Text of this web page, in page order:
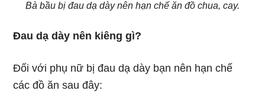
Bà bầu bị đau dạ dày nên hạn chế ăn đồ chua, cay.
Đau dạ dày nên kiêng gì?
Đối với phụ nữ bị đau dạ dày bạn nên hạn chế
các đồ ăn sau đây: